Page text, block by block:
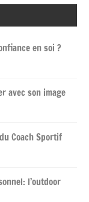
en soi ?
avec son image
Coach Sportif
l’outdoor